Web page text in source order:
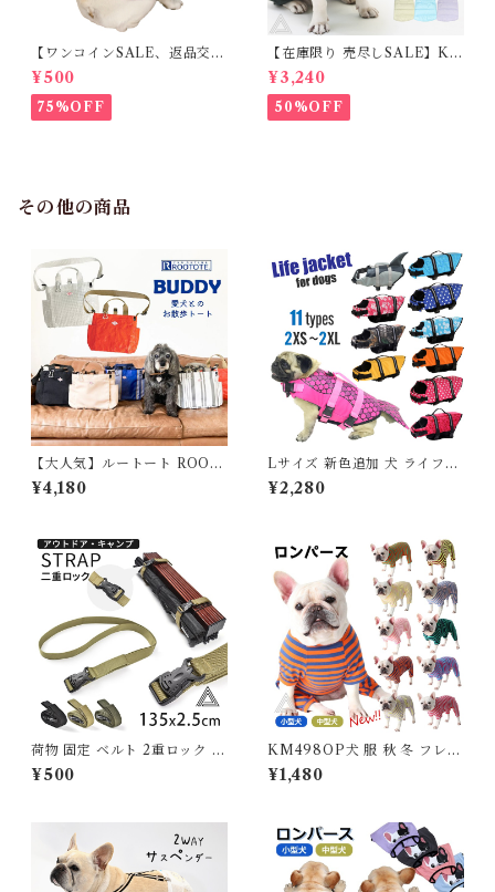
【ワンコインSALE、返品交換
不可】KM171SK フレンチブ
ルドック 犬服 女の子 ピンク
スカート
¥500
75%OFF
【在庫限り 売尽しSALE】K
M952Tダウンベスト 100%ダ
ウン・フェザー 犬 犬服 ダウン
ジャケット ベスト フレンチブ
ルドッグ 冬服 極暖 暖かい 可
¥3,240
50%OFF
その他の商品
【大人気】ルートート ROOT
OTE SN.スクエア.DOG.BU
DDY-A 1128 BUDDY-B 112
カラビナ 雨の日 ショルダー ト
ートバッグ おしゃれ シンプル
レディース メンズ 母の日 プレ
ゼント 734012
¥4,180
Lサイズ 新色追加 犬 ライフジ
ャケット 犬用 ドッグ ペット
安全 安心 超小型犬 小型犬 中
ップ救命胴衣 KM514G
¥2,280
荷物 固定 ベルト 2重ロック 持
ち運び便利 荷締めベルト 荷締
バンド 固定ベルト バックル 固
収納 固定用 ブラック ベージュ
カーキ G272
¥500
KM498OP犬 服 秋 冬 フレン
チブルドッグ 暖かい オールイ
ンワン ロンパース ボーダー 定
マ ドッグウェア いぬ ペット服
つなぎ 多頭飼い 派手 パピー服
パピー 子犬 仔犬 KM498OP
¥1,480